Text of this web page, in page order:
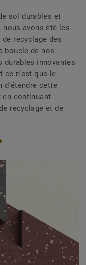
sol durables et
nous avons été les
recyclage des
boucle de nos
durables innovantes
ce n’est que le
d’étendre cette
en continuant
recyclage et de